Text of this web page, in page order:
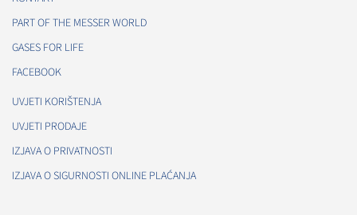
PART OF THE MESSER WORLD
GASES FOR LIFE
FACEBOOK
UVJETI KORIŠTENJA
UVJETI PRODAJE
IZJAVA O PRIVATNOSTI
IZJAVA O SIGURNOSTI ONLINE PLAĆANJA